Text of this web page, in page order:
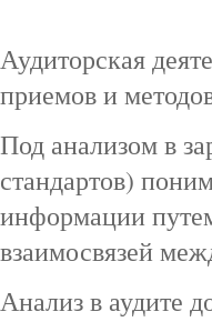
Аудиторская
приемов и
Под анализом в
стандартов)
информации
взаимосвязей
Анализ в аудите